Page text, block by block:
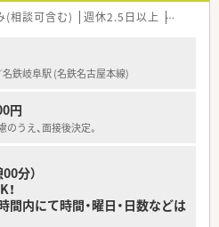
(相談可含む) 週休2.5日以上 新卒可
鉄岐阜駅 (名鉄名古屋本線)
円
うえ、面接後決定。
分）
間内にて時間・曜日・日数などは